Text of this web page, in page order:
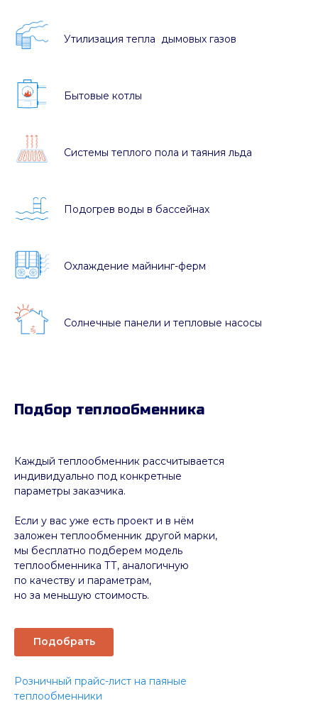
Утилизация тепла дымовых газов
Бытовые котлы
Системы теплого пола и таяния льда
Подогрев воды в бассейнах
Охлаждение майнинг-ферм
Солнечные панели и тепловые насосы
Подбор теплообменника
Подобрать
Каждый теплообменник рассчитывается
индивидуально под конкретные
параметры заказчика.
Если у вас уже есть проект и в нём
заложен теплообменник другой марки,
мы бесплатно подберем модель
теплообменника ТТ, аналогичную
по качеству и параметрам,
но за меньшую стоимость.
Розничный прайс-лист на паяные
теплообменники